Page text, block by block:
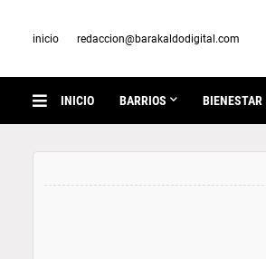
inicio redaccion@barakaldodigital.com
INICIO BARRIOS BIENESTAR